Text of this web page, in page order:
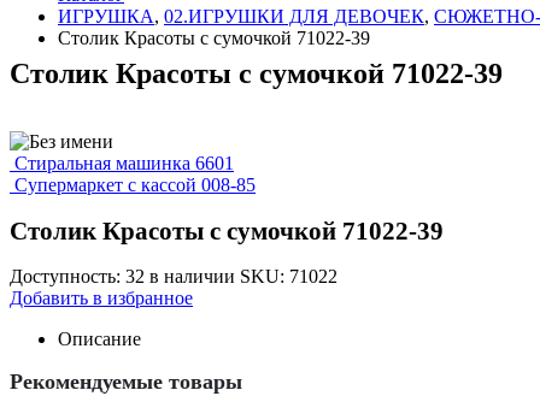
ИГРУШКА, 02.ИГРУШКИ ДЛЯ ДЕВОЧЕК,
Столик Красоты с сумочкой 71022-39
Столик Красоты с сумочкой 71022-39
Стиральная машинка 6601
Супермаркет с кассой 008-85
Столик Красоты с сумочкой 71022-39
Доступность: 32 в наличии SKU: 71022
Добавить в избранное
Описание
Рекомендуемые товары